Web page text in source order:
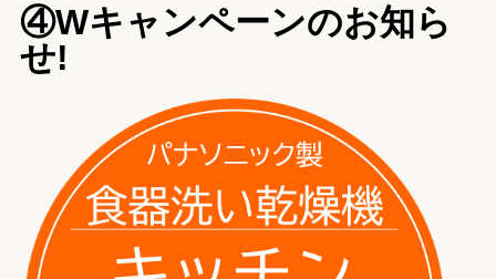
④Wキャンペーンのお知ら
せ!